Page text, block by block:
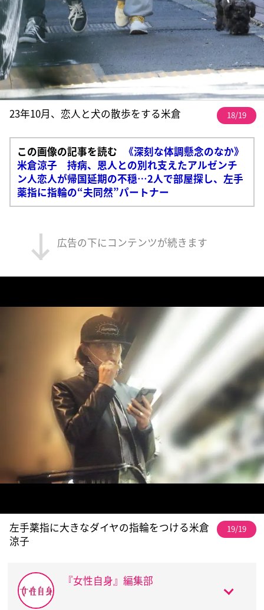
23年10月、恋人と犬の散歩をする米倉 18/19
この画像の記事を読む
《深刻な体調懸念のなか》
米倉涼子 持病、恩人との別れ支えたアルゼンチ
ン人恋人が帰国延期の不穏…2人で部屋探し、左手
薬指に指輪の“夫同然”パートナー
広告の下にコンテンツが続きます
左手薬指に大きなダイヤの指輪をつける米倉
涼子
19/19
『女性自身』編集部